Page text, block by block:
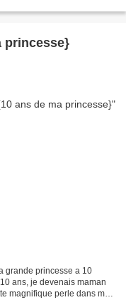
princesse}
grande princesse a 10
ans, je devenais maman
magnifique perle dans mes